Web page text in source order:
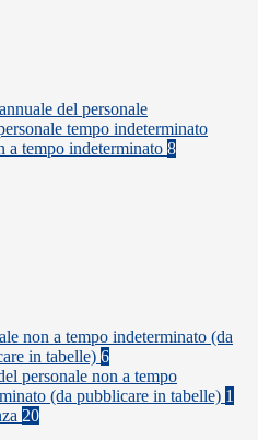
del personale
tempo indeterminato
a tempo indeterminato 8
non a tempo indeterminato (da
in tabelle) 6
personale non a tempo
(da pubblicare in tabelle) 1
20